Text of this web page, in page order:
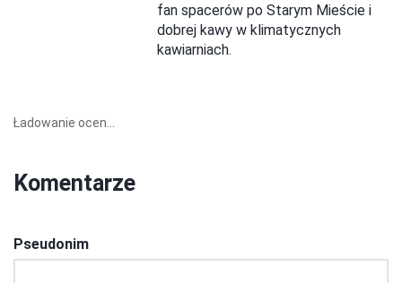
fan spacerów po Starym Mieście i
dobrej kawy w klimatycznych
kawiarniach.
Ładowanie ocen...
Komentarze
Pseudonim